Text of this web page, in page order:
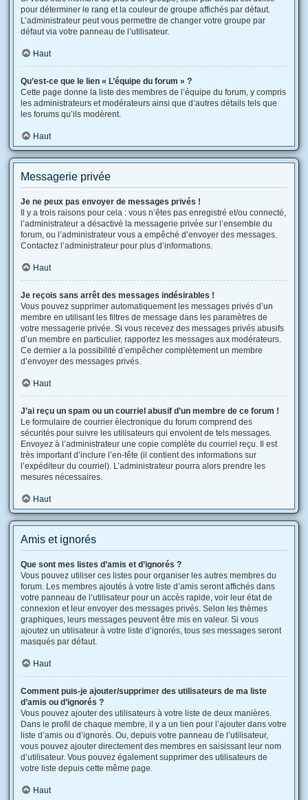
pour déterminer le rang et la couleur de groupe affichés par défaut.
L’administrateur peut vous permettre de changer votre groupe par
défaut via votre panneau de l’utilisateur.
Haut
Qu’est-ce que le lien « L’équipe du forum » ?
Cette page donne la liste des membres de l’équipe du forum, y compris
les administrateurs et modérateurs ainsi que d’autres détails tels que
les forums qu’ils modèrent.
Haut
Messagerie privée
Je ne peux pas envoyer de messages privés !
Il y a trois raisons pour cela : vous n’êtes pas enregistré et/ou connecté,
l’administrateur a désactivé la messagerie privée sur l’ensemble du
forum, ou l’administrateur vous a empêché d’envoyer des messages.
Contactez l’administrateur pour plus d’informations.
Haut
Je reçois sans arrêt des messages indésirables !
Vous pouvez supprimer automatiquement les messages privés d’un
membre en utilisant les filtres de message dans les paramètres de
votre messagerie privée. Si vous recevez des messages privés abusifs
d’un membre en particulier, rapportez les messages aux modérateurs.
Ce dernier a la possibilité d’empêcher complètement un membre
d’envoyer des messages privés.
Haut
J’ai reçu un spam ou un courriel abusif d’un membre de ce forum !
Le formulaire de courrier électronique du forum comprend des
sécurités pour suivre les utilisateurs qui envoient de tels messages.
Envoyez à l’administrateur une copie complète du courriel reçu. Il est
très important d’inclure l’en-tête (il contient des informations sur
l’expéditeur du courriel). L’administrateur pourra alors prendre les
mesures nécessaires.
Haut
Amis et ignorés
Que sont mes listes d’amis et d’ignorés ?
Vous pouvez utiliser ces listes pour organiser les autres membres du
forum. Les membres ajoutés à votre liste d’amis seront affichés dans
votre panneau de l’utilisateur pour un accès rapide, voir leur état de
connexion et leur envoyer des messages privés. Selon les thèmes
graphiques, leurs messages peuvent être mis en valeur. Si vous
ajoutez un utilisateur à votre liste d’ignorés, tous ses messages seront
masqués par défaut.
Haut
Comment puis-je ajouter/supprimer des utilisateurs de ma liste
d’amis ou d’ignorés ?
Vous pouvez ajouter des utilisateurs à votre liste de deux manières.
Dans le profil de chaque membre, il y a un lien pour l’ajouter dans votre
liste d’amis ou d’ignorés. Ou, depuis votre panneau de l’utilisateur,
vous pouvez ajouter directement des membres en saisissant leur nom
d’utilisateur. Vous pouvez également supprimer des utilisateurs de
votre liste depuis cette même page.
Haut